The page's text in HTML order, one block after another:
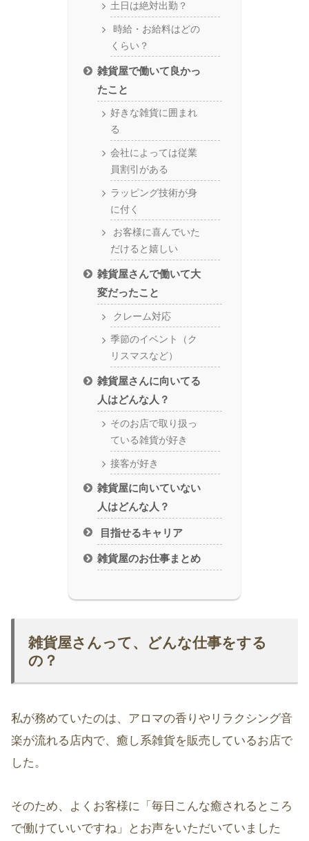
土日は絶対出勤？
時給・お給料はどの
くらい？
雑貨屋で働いて良かっ
たこと
好きな雑貨に囲まれ
る
会社によっては従業
員割引がある
ラッピング技術が身
に付く
お客様に喜んでいた
だけると嬉しい
雑貨屋さんで働いて大
変だったこと
クレーム対応
季節のイベント（ク
リスマスなど）
雑貨屋さんに向いてる
人はどんな人？
そのお店で取り扱っ
ている雑貨が好き
接客が好き
雑貨屋に向いていない
人はどんな人？
目指せるキャリア
雑貨屋のお仕事まとめ
雑貨屋さんって、どんな仕事をする
の？
私が務めていたのは、アロマの香りやリラクシング音
楽が流れる店内で、癒し系雑貨を販売しているお店で
した。
そのため、よくお客様に「毎日こんな癒されるところ
で働けていいですね」とお声をいただいていました